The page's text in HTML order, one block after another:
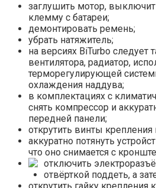
заглушить мотор,
клемму с батареи;
демонтировать ремень;
убрать натяжитель;
на версиях BiTurbo следует
вентилятора, радиатор,
терморегулирующей
охлаждения наддува;
в комплектациях с
снять компрессор и
передней панели;
открутить винты крепления
аккуратно потянуть
что оно снимается с
отключить
отвёрткой поддеть, а